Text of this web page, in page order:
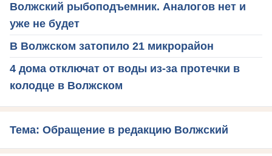
Волжский рыбоподъемник. Аналогов нет и
уже не будет
В Волжском затопило 21 микрорайон
4 дома отключат от воды из-за протечки в
колодце в Волжском
Тема: Обращение в редакцию Волжский